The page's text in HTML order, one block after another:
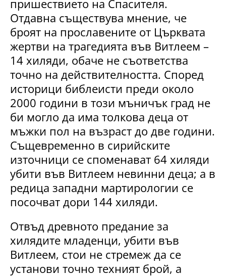
пришествието на Спасителя.
Отдавна съществува мнение, че
броят на прославените от Църквата
жертви на трагедията във Витлеем –
14 хиляди, обаче не съответства
точно на действителността. Според
историци библеисти преди около
2000 години в този мъничък град не
би могло да има толкова деца от
мъжки пол на възраст до две години.
Същевременно в сирийските
източници се споменават 64 хиляди
убити във Витлеем невинни деца; а в
редица западни мартирологии се
посочват дори 144 хиляди.
Отвъд древното предание за
хилядите младенци, убити във
Витлеем, стои не стремеж да се
установи точно техният брой, а